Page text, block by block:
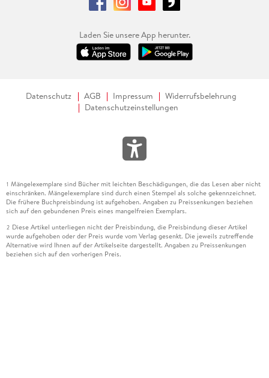
Laden Sie unsere App herunter.
Datenschutz AGB Impressum
Widerrufsbelehrung
Datenschutzeinstellungen
1 Mängelexemplare sind Bücher mit leichten Beschädigungen, die das Lesen aber nicht
einschränken. Mängelexemplare sind durch einen Stempel als solche gekennzeichnet.
Die frühere Buchpreisbindung ist aufgehoben. Angaben zu Preissenkungen beziehen
sich auf den gebundenen Preis eines mangelfreien Exemplars.
2 Diese Artikel unterliegen nicht der Preisbindung, die Preisbindung dieser Artikel
wurde aufgehoben oder der Preis wurde vom Verlag gesenkt. Die jeweils zutreffende
Alternative wird Ihnen auf der Artikelseite dargestellt. Angaben zu Preissenkungen
beziehen sich auf den vorherigen Preis.